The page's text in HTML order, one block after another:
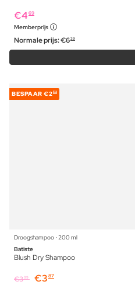
€4 69
Memberprijs
Normale prijs:€639
BESPAAR €252
Droogshampoo ⋅ 200 ml
Batiste
Blush Dry Shampoo
€399 €3 87